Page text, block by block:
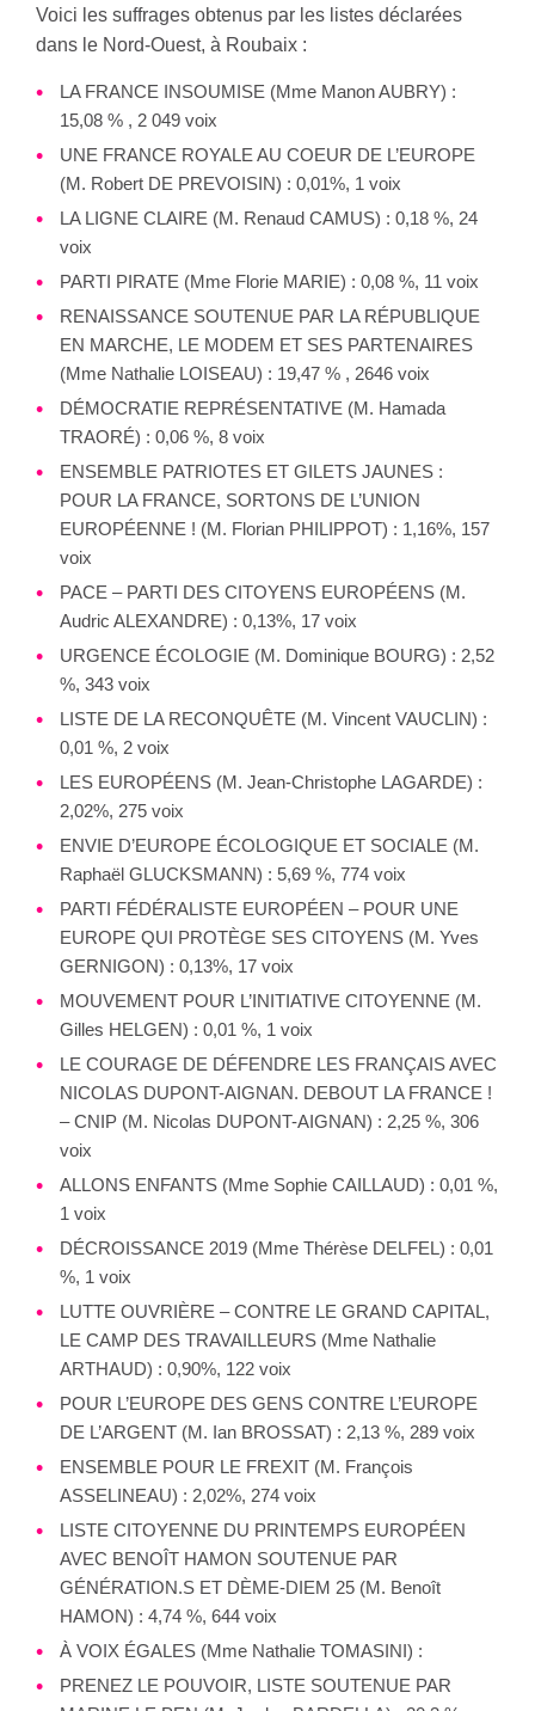
Voici les suffrages obtenus par les listes déclarées
dans le Nord-Ouest, à Roubaix :
LA FRANCE INSOUMISE (Mme Manon AUBRY) :
15,08 % , 2 049 voix
UNE FRANCE ROYALE AU COEUR DE L’EUROPE
(M. Robert DE PREVOISIN) : 0,01%, 1 voix
LA LIGNE CLAIRE (M. Renaud CAMUS) : 0,18 %, 24
voix
PARTI PIRATE (Mme Florie MARIE) : 0,08 %, 11 voix
RENAISSANCE SOUTENUE PAR LA RÉPUBLIQUE
EN MARCHE, LE MODEM ET SES PARTENAIRES
(Mme Nathalie LOISEAU) : 19,47 % , 2646 voix
DÉMOCRATIE REPRÉSENTATIVE (M. Hamada
TRAORÉ) : 0,06 %, 8 voix
ENSEMBLE PATRIOTES ET GILETS JAUNES :
POUR LA FRANCE, SORTONS DE L’UNION
EUROPÉENNE ! (M. Florian PHILIPPOT) : 1,16%, 157
voix
PACE – PARTI DES CITOYENS EUROPÉENS (M.
Audric ALEXANDRE) : 0,13%, 17 voix
URGENCE ÉCOLOGIE (M. Dominique BOURG) : 2,52
%, 343 voix
LISTE DE LA RECONQUÊTE (M. Vincent VAUCLIN) :
0,01 %, 2 voix
LES EUROPÉENS (M. Jean-Christophe LAGARDE) :
2,02%, 275 voix
ENVIE D’EUROPE ÉCOLOGIQUE ET SOCIALE (M.
Raphaël GLUCKSMANN) : 5,69 %, 774 voix
PARTI FÉDÉRALISTE EUROPÉEN – POUR UNE
EUROPE QUI PROTÈGE SES CITOYENS (M. Yves
GERNIGON) : 0,13%, 17 voix
MOUVEMENT POUR L’INITIATIVE CITOYENNE (M.
Gilles HELGEN) : 0,01 %, 1 voix
LE COURAGE DE DÉFENDRE LES FRANÇAIS AVEC
NICOLAS DUPONT-AIGNAN. DEBOUT LA FRANCE !
– CNIP (M. Nicolas DUPONT-AIGNAN) : 2,25 %, 306
voix
ALLONS ENFANTS (Mme Sophie CAILLAUD) : 0,01 %,
1 voix
DÉCROISSANCE 2019 (Mme Thérèse DELFEL) : 0,01
%, 1 voix
LUTTE OUVRIÈRE – CONTRE LE GRAND CAPITAL,
LE CAMP DES TRAVAILLEURS (Mme Nathalie
ARTHAUD) : 0,90%, 122 voix
POUR L’EUROPE DES GENS CONTRE L’EUROPE
DE L’ARGENT (M. Ian BROSSAT) : 2,13 %, 289 voix
ENSEMBLE POUR LE FREXIT (M. François
ASSELINEAU) : 2,02%, 274 voix
LISTE CITOYENNE DU PRINTEMPS EUROPÉEN
AVEC BENOÎT HAMON SOUTENUE PAR
GÉNÉRATION.S ET DÈME-DIEM 25 (M. Benoît
HAMON) : 4,74 %, 644 voix
À VOIX ÉGALES (Mme Nathalie TOMASINI) :
PRENEZ LE POUVOIR, LISTE SOUTENUE PAR